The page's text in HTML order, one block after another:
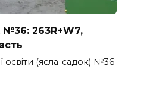
263R+W7,
освіти (ясла-садок) №36